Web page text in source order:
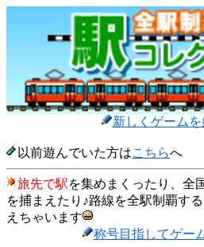
新しくゲーム
以前遊んでいた方はこちらへ
旅先で駅を集めまくったり、全
を捕まえたり♪路線を全駅制覇す
えちゃいます
称号目指してゲー